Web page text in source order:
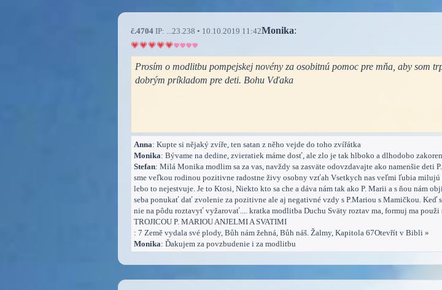
č.4704 IP: ...23.238 • 10.10.2019 11:42Monika:
Prosím o modlitbu pompejskej novény za osobitnú pomoc pre mňa, aby som
dobrým príkladom pre deti. Bohu Vďaka
Anna: Kupte si nějaký zvíře, ten satan z něho vejde do toho zvířátka
Monika: Bývame na dedine, zvieratiek máme dosť, ale zlo je tak hlboko a dlhodobo
Stefan: Milá Monika modlim sa za vas, navždy sa zasväte odovzdavajte ako namenšie deti
sme veľkou rodinou pozitivne radostne živy osobny vzťah Vsetkych nas veľmi ľubia milujú
lebo to nejestvuje. Je to Ktosi, Niekto kto sa che a dáva nám tak ako P. Marii a s ňou nám
seba ponukať dať zvolenie za pozitivne ale aj negativné vzdy s P.Mariou s Mamičkou. Keď
nie na pôdu roztavyť vyžarovať.... kratka modlitba Duchu Sväty roztav ma, formuj ma použi
TROJICOU P. MARIOU ANJELMI A SVATIMI
: 7 Země vydala své plody, Bůh nám žehná, Bůh náš. Žalmy, Kapitola 67Otevřít v Bibli »
Monika: Ďakujem za povzbudenie i za modlitbu